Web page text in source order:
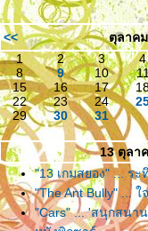
"RED"... โตอย่า
มีคุณภาพ และจ
เหลืออะ
"ห้องตรงข้าม หั
(หนังสั้น)แบบตัว
มากมาย แต่ก็ยัง
"ห้องตรงข้าม หั
กับตัวอย่างน้ำ
คงจะมีอะไ
"อินทรีแดง"...
<< ตุลาค
1
2 3 4
8
9 10
15
16 17
22
23 24
29
30 31
13 ตุลา
"13 เกมสยอง" ... ร
"The Ant Bully" ...
"Cars" ... 'สนุกสนา